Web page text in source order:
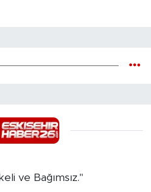
ve Bağımsız."